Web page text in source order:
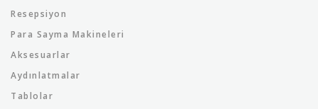
Resepsiyon
Para Sayma Makineleri
Aksesuarlar
Aydınlatmalar
Tablolar